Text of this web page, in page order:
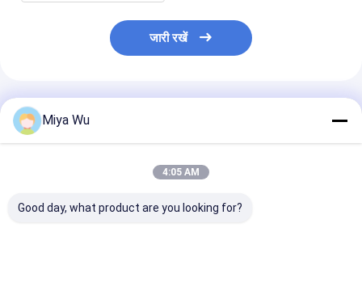
जारी रखें
अनुशंसित उत्पाद
Miya Wu
4:05 AM
Good day, what product are you looking for?